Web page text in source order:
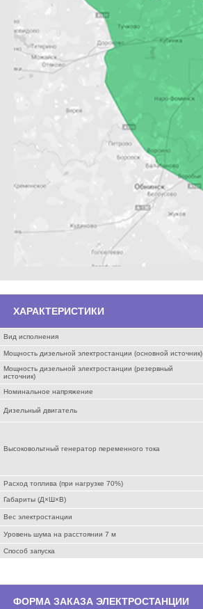
ХАРАКТЕРИСТИКИ
Вид исполнения
Мощность дизельной электростанции (основной источник)
Мощность дизельной электростанции (резервный
источник)
Номинальное напряжение
Дизельный двигатель
Высоковольтный генератор переменного тока
Расход топлива (при нагрузке 70%)
Габариты (Д×Ш×В)
Вес электростанции
Уровень шума на расстоянии 7 м
Способ запуска
ФОРМА ЗАКАЗА ЭЛЕКТРОСТАНЦИИ